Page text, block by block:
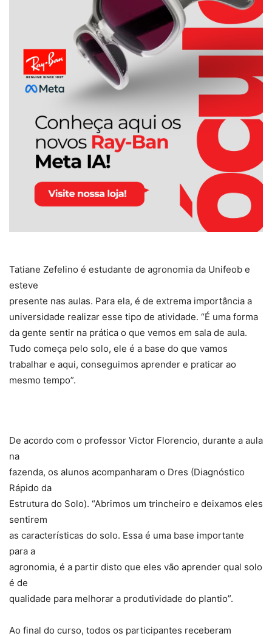
Tatiane Zefelino é estudante de agronomia da Unifeob e
esteve
presente nas aulas. Para ela, é de extrema importância a
universidade realizar esse tipo de atividade. “É uma forma
da gente sentir na prática o que vemos em sala de aula.
Tudo começa pelo solo, ele é a base do que vamos
trabalhar e aqui, conseguimos aprender e praticar ao
mesmo tempo”.
De acordo com o professor Victor Florencio, durante a aula
na
fazenda, os alunos acompanharam o Dres (Diagnóstico
Rápido da
Estrutura do Solo). “Abrimos um trincheiro e deixamos eles
sentirem
as características do solo. Essa é uma base importante
para a
agronomia, é a partir disto que eles vão aprender qual solo
é de
qualidade para melhorar a produtividade do plantio”.
Ao final do curso, todos os participantes receberam